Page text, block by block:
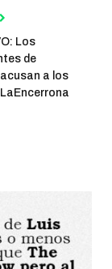
Los
de
a los